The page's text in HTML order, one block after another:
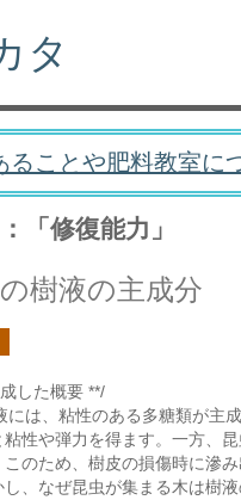
タ
ることや肥料教室に
「修復能力」
樹液の主成分
した概要 **/
には、粘性のある多糖類が主
性や弾力を得ます。一方、
このため、樹皮の損傷時に滲
、なぜ昆虫が集まる木は樹